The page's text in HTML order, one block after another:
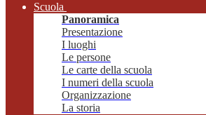
Scuola
Panoramica
Presentazione
I luoghi
Le persone
Le carte della scuola
I numeri della scuola
Organizzazione
La storia